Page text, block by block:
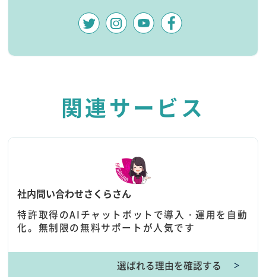
関連サービス
社内問い合わせさくらさん
特許取得のAIチャットボットで導入・運用を自動
化。無制限の無料サポートが人気です
選ばれる理由を確認する ＞